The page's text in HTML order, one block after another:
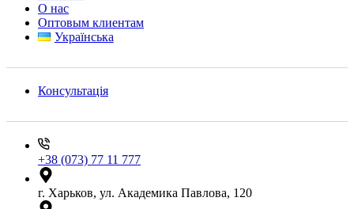
О нас
Оптовым клиентам
Українська
Консультація
+38 (073) 77 11 777
г. Харьков, ул. Академика Павлова, 120